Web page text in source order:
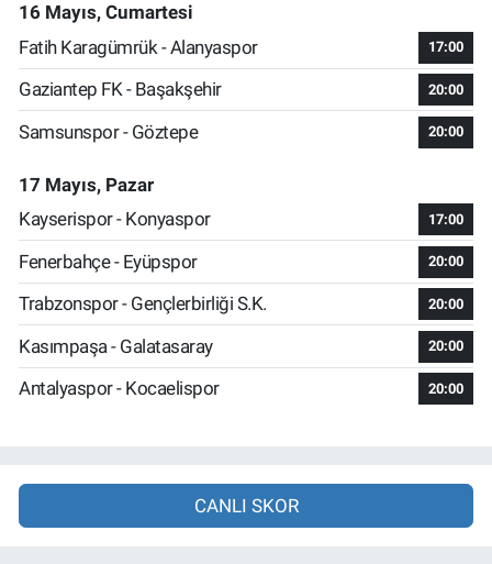
16 Mayıs, Cumartesi
Fatih Karagümrük - Alanyaspor
17:00
Gaziantep FK - Başakşehir 20:00
Samsunspor - Göztepe 20:00
17 Mayıs, Pazar
Kayserispor - Konyaspor
17:00
Fenerbahçe - Eyüpspor 20:00
Trabzonspor - Gençlerbirliği S.K. 20:00
Kasımpaşa - Galatasaray 20:00
Antalyaspor - Kocaelispor 20:00
CANLI SKOR